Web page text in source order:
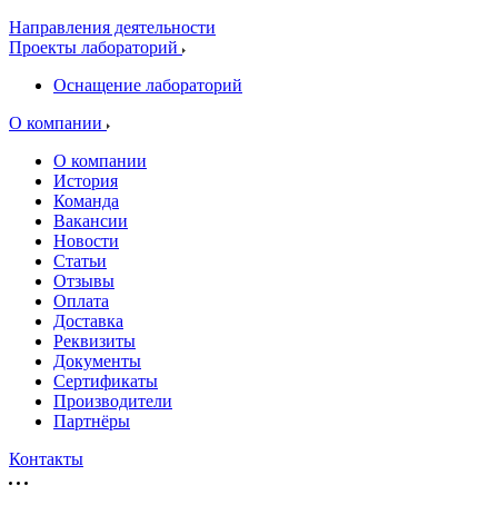
Направления деятельности
Проекты лабораторий
Оснащение лабораторий
О компании
О компании
История
Команда
Вакансии
Новости
Статьи
Отзывы
Оплата
Доставка
Реквизиты
Документы
Сертификаты
Производители
Партнёры
Контакты